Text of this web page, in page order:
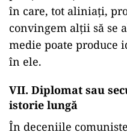
în care, tot aliniați,
convingem alții să se
medie poate produce
în ele.
VII. Diplomat sau
istorie lungă
În deceniile